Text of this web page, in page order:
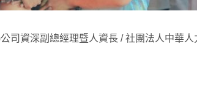
司資深副總經理暨人資長 / 社團法人中華